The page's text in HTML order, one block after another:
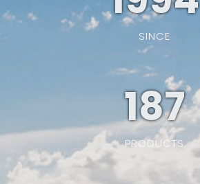
SINCE
187
PRODUCTS